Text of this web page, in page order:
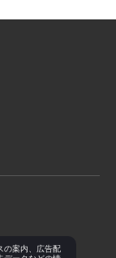
の案内、広告配